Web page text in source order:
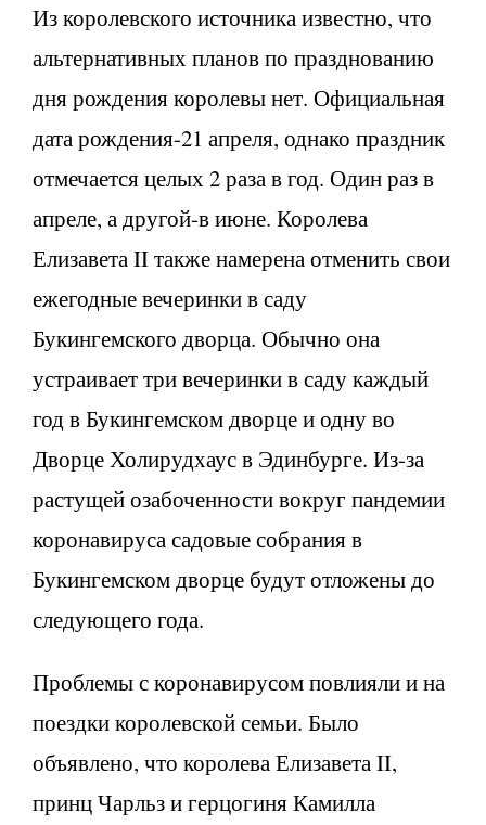
Из королевского источника известно, что
альтернативных планов по празднованию
дня рождения королевы нет. Официальная
дата рождения-21 апреля, однако праздник
отмечается целых 2 раза в год. Один раз в
апреле, а другой-в июне. Королева
Елизавета II также намерена отменить свои
ежегодные вечеринки в саду
Букингемского дворца. Обычно она
устраивает три вечеринки в саду каждый
год в Букингемском дворце и одну во
Дворце Холирудхаус в Эдинбурге. Из-за
растущей озабоченности вокруг пандемии
коронавируса садовые собрания в
Букингемском дворце будут отложены до
следующего года.
Проблемы с коронавирусом повлияли и на
поездки королевской семьи. Было
объявлено, что королева Елизавета II,
принц Чарльз и герцогиня Камилла